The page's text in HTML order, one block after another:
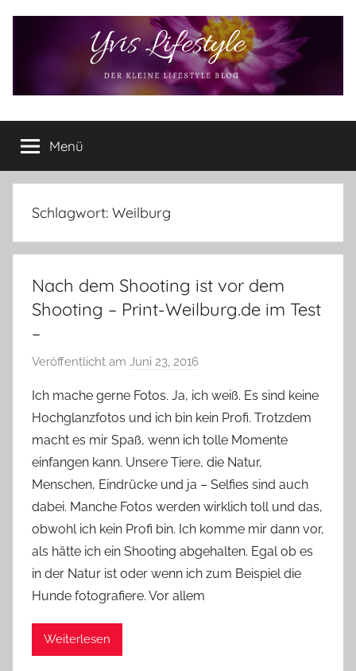
Yvis
Lifestyle
Lifestyle
Blog
–
Lifestyle,
Produkttests
vieles
mehr
Menü
Schlagwort: Weilburg
Nach dem Shooting ist vor dem
Shooting – Print-Weilburg.de im Test
–
Veröffentlicht am Juni 23, 2016
n
Y
v
o
n
n
e
Ich mache gerne Fotos. Ja, ich weiß. Es sind keine
Hochglanzfotos und ich bin kein Profi. Trotzdem
macht es mir Spaß, wenn ich tolle Momente
einfangen kann. Unsere Tiere, die Natur,
Menschen, Eindrücke und ja – Selfies sind auch
dabei. Manche Fotos werden wirklich toll und das,
obwohl ich kein Profi bin. Ich komme mir dann vor,
als hätte ich ein Shooting abgehalten. Egal ob es
in der Natur ist oder wenn ich zum Beispiel die
Hunde fotografiere. Vor allem
Weiterlesen